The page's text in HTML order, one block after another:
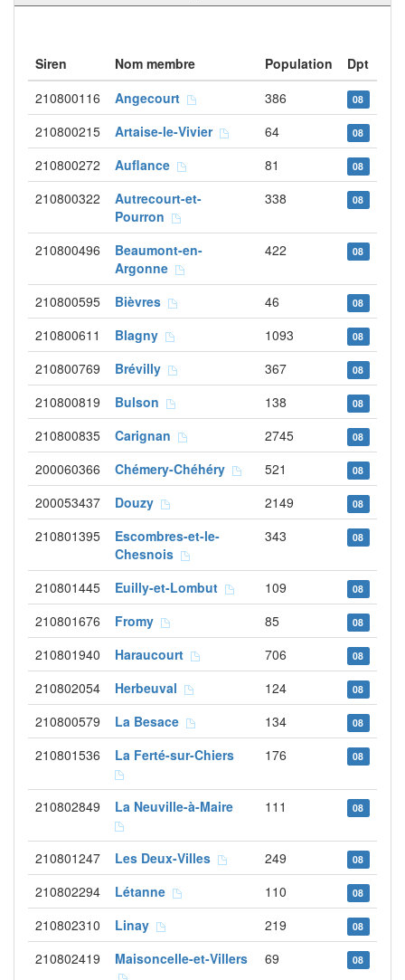
Siren Nom membre Population
Dpt
210800116
Angecourt 386 08
210800215 Artaise-le-Vivier 64 08
210800272 Auflance 81 08
210800322
Autrecourt-et-
Pourron
338 08
210800496
Beaumont-en-
Argonne
422 08
210800595 Bièvres 46 08
210800611 Blagny 1093 08
210800769 Brévilly 367 08
210800819 Bulson 138 08
210800835 Carignan 2745 08
200060366 Chémery-Chéhéry 521 08
200053437 Douzy 2149 08
210801395
Escombres-et-le-
Chesnois
343 08
210801445 Euilly-et-Lombut 109 08
210801676 Fromy 85 08
210801940 Haraucourt 706 08
210802054 Herbeuval 124 08
210800579 La Besace 134 08
210801536 La Ferté-sur-Chiers 176 08
210802849 La Neuville-à-Maire 111 08
210801247 Les Deux-Villes 249 08
210802294 Létanne 110 08
210802310 Linay 219 08
210802419 Maisoncelle-et-Villers 69 08